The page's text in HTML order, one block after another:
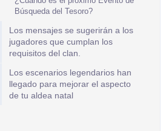
Búsqueda del Tesoro?
Los mensajes se sugerirán a los
jugadores que cumplan los
requisitos del clan.
Los escenarios legendarios han
llegado para mejorar el aspecto
de tu aldea natal